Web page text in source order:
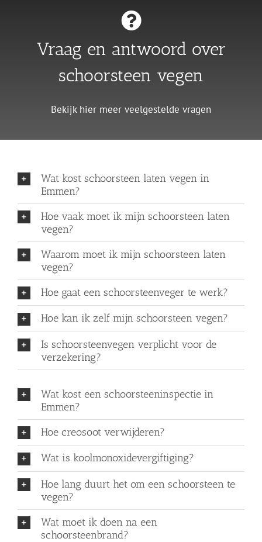
Vraag en antwoord over
schoorsteen vegen
Bekijk hier meer veelgestelde vragen
Wat kost schoorsteen laten vegen in
Emmen?
Hoe vaak moet ik mijn schoorsteen laten
vegen?
Waarom moet ik mijn schoorsteen laten
vegen?
Hoe gaat een schoorsteenveger te werk?
Hoe kan ik zelf mijn schoorsteen vegen?
Is schoorsteenvegen verplicht voor de
verzekering?
Wat kost een schoorsteeninspectie in
Emmen?
Hoe creosoot verwijderen?
Wat is koolmonoxidevergiftiging?
Hoe lang duurt het om een schoorsteen te
vegen?
Wat moet ik doen na een
schoorsteenbrand?